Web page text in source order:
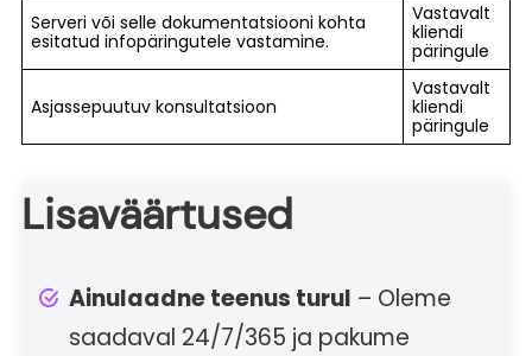
Serveri või selle dokumentatsiooni kohta
esitatud infopäringutele vastamine.
Vastavalt
kliendi
päringule
Asjassepuutuv konsultatsioon
Vastavalt
kliendi
päringule
Lisaväärtused
Ainulaadne teenus turul – Oleme
saadaval 24/7/365 ja pakume